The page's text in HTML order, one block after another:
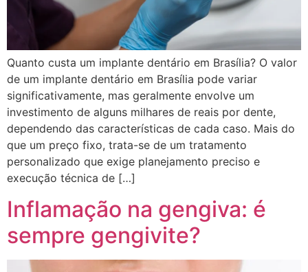
Quanto custa um implante dentário em Brasília? O valor
de um implante dentário em Brasília pode variar
significativamente, mas geralmente envolve um
investimento de alguns milhares de reais por dente,
dependendo das características de cada caso. Mais do
que um preço fixo, trata-se de um tratamento
personalizado que exige planejamento preciso e
execução técnica de […]
Inflamação na gengiva: é
sempre gengivite?